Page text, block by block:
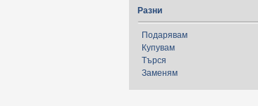
Разни
Подарявам
Купувам
Търся
Заменям